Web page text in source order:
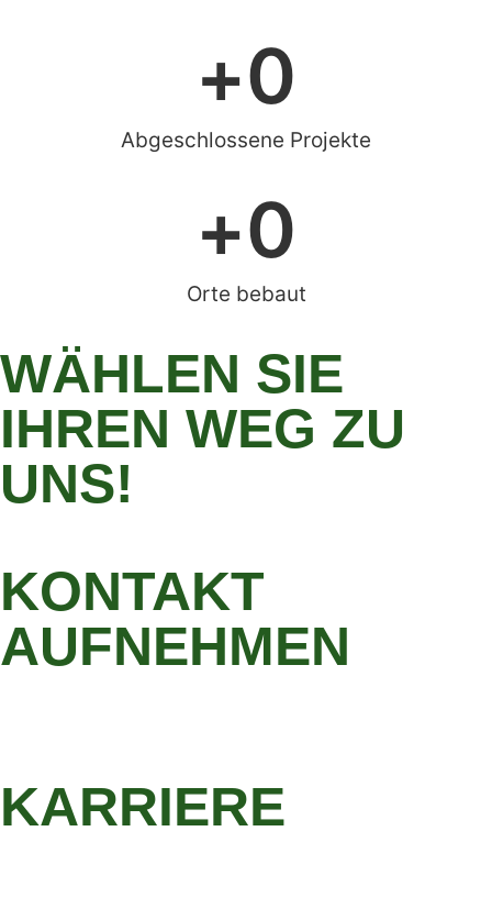
Abgeschlossene Projekte
+0
Orte bebaut
+0
WÄHLEN SIE
IHREN WEG ZU
UNS!
KONTAKT
AUFNEHMEN
KARRIERE